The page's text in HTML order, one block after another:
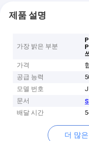
제품 설명
가장 밝은 부분
가격
공급 능력
모델 번호
문서
배달 시간
더 많